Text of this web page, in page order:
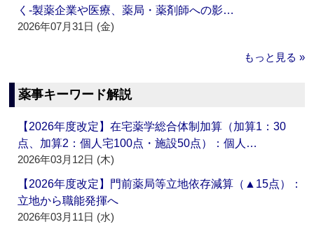
く‐製薬企業や医療、薬局・薬剤師への影…
2026年07月31日 (金)
もっと見る »
薬事キーワード解説
【2026年度改定】在宅薬学総合体制加算（加算1：30
点、加算2：個人宅100点・施設50点）：個人…
2026年03月12日 (木)
【2026年度改定】門前薬局等立地依存減算（▲15点）：
立地から職能発揮へ
2026年03月11日 (水)